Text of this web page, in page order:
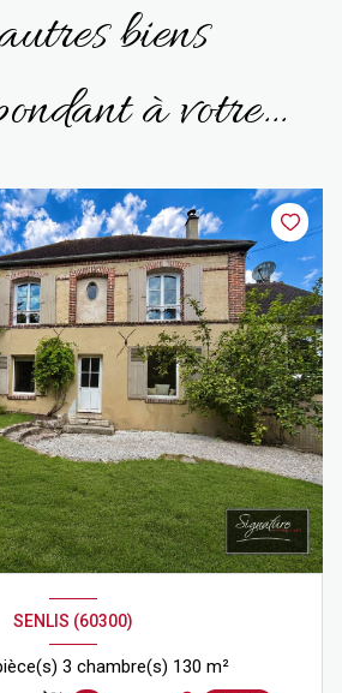
biens
à votre
SENLIS (60300)
Maison 6 pièce(s) 3 chambre(s) 130 m²